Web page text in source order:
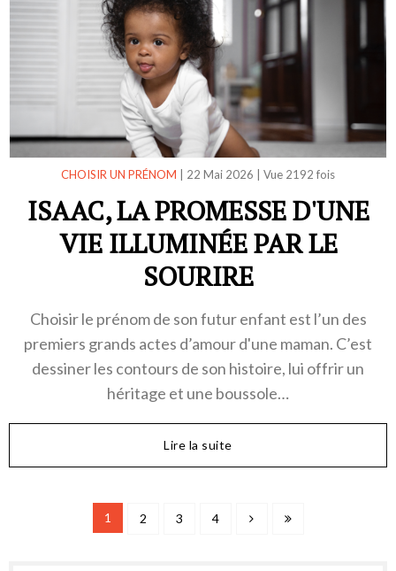
CHOISIR UN PRÉNOM 22 Mai 2026 Vue 2192 fois
ISAAC, LA PROMESSE D'UNE
VIE ILLUMINÉE PAR LE
SOURIRE
Choisir le prénom de son futur enfant est l’un des
premiers grands actes d’amour d'une maman. C’est
dessiner les contours de son histoire, lui offrir un
héritage et une boussole…
Lire la suite
1 2 3 4